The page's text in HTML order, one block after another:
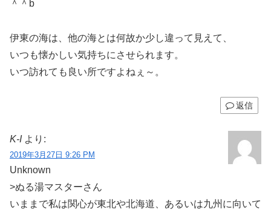
＾＾b
伊東の海は、他の海とは何故か少し違って見えて、
いつも懐かしい気持ちにさせられます。
いつ訪れても良い所ですよねぇ～。
返信
K-I より:
2019年3月27日 9:26 PM
Unknown
>ぬる湯マスターさん
いままで私は関心が東北や北海道、あるいは九州に向いて